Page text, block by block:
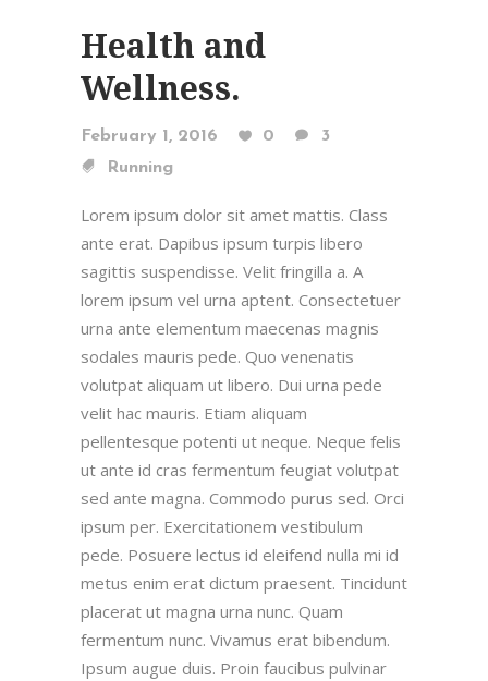
Health and
Wellness.
February 1, 2016 0
3
Running
Lorem ipsum dolor sit amet mattis. Class
ante erat. Dapibus ipsum turpis libero
sagittis suspendisse. Velit fringilla a. A
lorem ipsum vel urna aptent. Consectetuer
urna ante elementum maecenas magnis
sodales mauris pede. Quo venenatis
volutpat aliquam ut libero. Dui urna pede
velit hac mauris. Etiam aliquam
pellentesque potenti ut neque. Neque felis
ut ante id cras fermentum feugiat volutpat
sed ante magna. Commodo purus sed. Orci
ipsum per. Exercitationem vestibulum
pede. Posuere lectus id eleifend nulla mi id
metus enim erat dictum praesent. Tincidunt
placerat ut magna urna nunc. Quam
fermentum nunc. Vivamus erat bibendum.
Ipsum augue duis. Proin faucibus pulvinar